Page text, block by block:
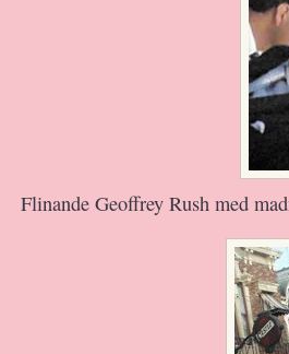
Flinande Geoffrey Rush med